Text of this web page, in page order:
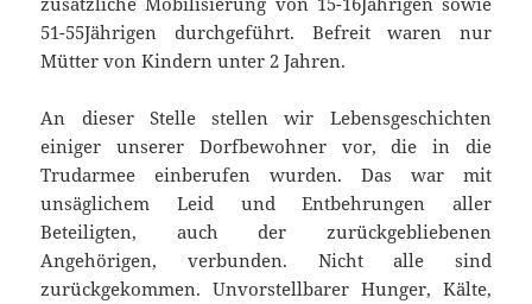
51-55Jährigen durchgeführt. Befreit waren nur
Mütter von Kindern unter 2 Jahren.
An dieser Stelle stellen wir Lebensgeschichten
einiger unserer Dorfbewohner vor, die in die
Trudarmee einberufen wurden. Das war mit
unsäglichem Leid und Entbehrungen aller
Beteiligten, auch der zurückgebliebenen
Angehörigen, verbunden. Nicht alle sind
zurückgekommen. Unvorstellbarer Hunger, Kälte,